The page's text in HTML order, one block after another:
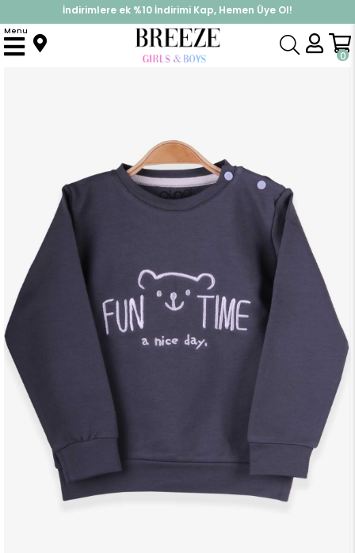
%30 Sepette Yaz İndirimi, Hemen Al!
İndirimlere ek %10 İndirimi Kap, Hemen Üye Ol!
0
Menu
Anasayfa Üst Giyim Sweatshirt